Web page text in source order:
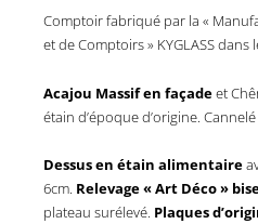
Comptoir fabriqué par la «
et de Comptoirs » KYGLASS dans
Acajou Massif en façadeet
étain d’époque d’origine.
Dessus en étain alimentaire
6cm. Relevage « Art Déco »
plateau surélevé. Plaques